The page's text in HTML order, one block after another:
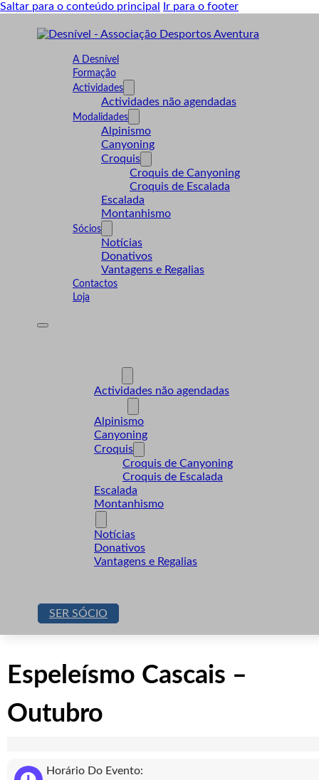
Saltar para o conteúdo principal Ir para o footer
A Desnível
Formação
Actividades
Actividades não agendadas
Modalidades
Alpinismo
Canyoning
Croquis
Croquis de Canyoning
Croquis de Escalada
Escalada
Montanhismo
Sócios
Notícias
Donativos
Vantagens e Regalias
Contactos
Loja
Actividades não agendadas
Alpinismo
Canyoning
Croquis
Croquis de Canyoning
Croquis de Escalada
Escalada
Montanhismo
Notícias
Donativos
Vantagens e Regalias
SER SÓCIO
Espeleísmo Cascais –
Outubro
Horário Do Evento: